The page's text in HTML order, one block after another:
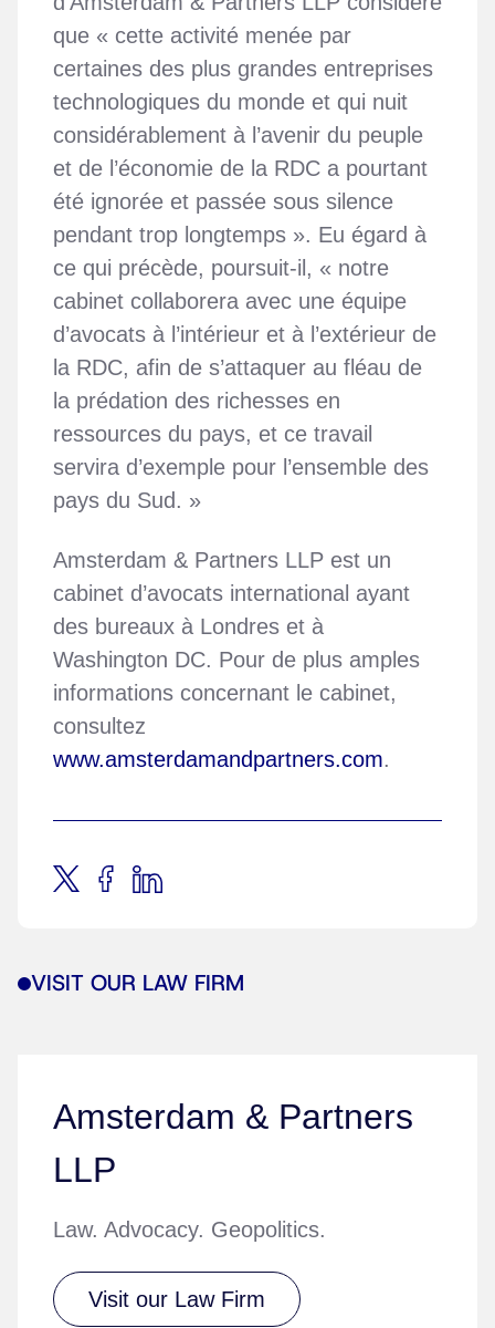
que « cette activité menée par
certaines des plus grandes entreprises
technologiques du monde et qui nuit
considérablement à l’avenir du peuple
et de l’économie de la RDC a pourtant
été ignorée et passée sous silence
pendant trop longtemps ». Eu égard à
ce qui précède, poursuit-il, « notre
cabinet collaborera avec une équipe
d’avocats à l’intérieur et à l’extérieur de
la RDC, afin de s’attaquer au fléau de
la prédation des richesses en
ressources du pays, et ce travail
servira d’exemple pour l’ensemble des
pays du Sud. »
Amsterdam & Partners LLP est un
cabinet d’avocats international ayant
des bureaux à Londres et à
Washington DC. Pour de plus amples
informations concernant le cabinet,
consultez
www.amsterdamandpartners.com.
VISIT OUR LAW FIRM
Amsterdam & Partners
LLP
Law. Advocacy. Geopolitics.
Visit our Law Firm